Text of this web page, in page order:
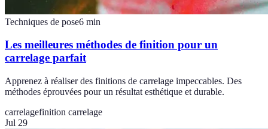
Techniques de pose6 min
Les meilleures méthodes de finition pour un
carrelage parfait
Apprenez à réaliser des finitions de carrelage impeccables. Des
méthodes éprouvées pour un résultat esthétique et durable.
carrelagefinition carrelage
Jul 29